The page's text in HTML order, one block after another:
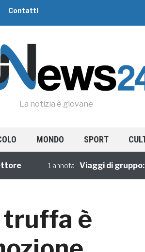
Contatti
La notizia è giovane
MONDO SPORT
1 annofa Viaggi di gruppo:
truffa è